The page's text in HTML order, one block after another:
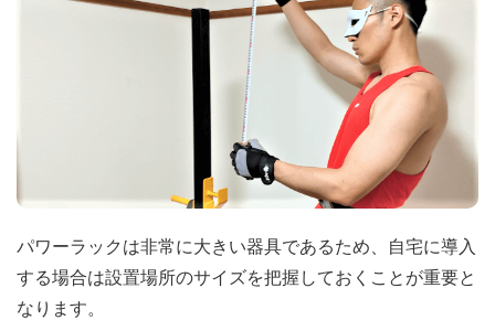
パワーラックは非常に大きい器具であるため、自宅に導入
する場合は設置場所のサイズを把握しておくことが重要と
なります。